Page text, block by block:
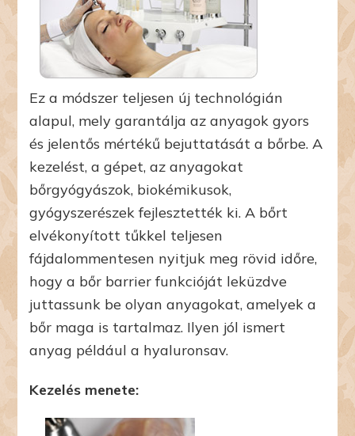
Ez a módszer teljesen új technológián
alapul, mely garantálja az anyagok gyors
és jelentős mértékű bejuttatását a bőrbe. A
kezelést, a gépet, az anyagokat
bőrgyógyászok, biokémikusok,
gyógyszerészek fejlesztették ki. A bőrt
elvékonyított tűkkel teljesen
fájdalommentesen nyitjuk meg rövid időre,
hogy a bőr barrier funkcióját leküzdve
juttassunk be olyan anyagokat, amelyek a
bőr maga is tartalmaz. Ilyen jól ismert
anyag például a hyaluronsav.
Kezelés menete: